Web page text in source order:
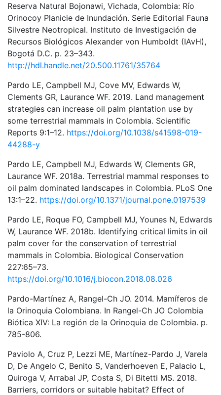
Reserva Natural Bojonawi, Vichada, Colombia: Río
Orinocoy Planicie de Inundación. Serie Editorial Fauna
Silvestre Neotropical. Instituto de Investigación de
Recursos Biológicos Alexander von Humboldt (IAvH),
Bogotá D.C. p. 23–343.
http://hdl.handle.net/20.500.11761/35764
Pardo LE, Campbell MJ, Cove MV, Edwards W,
Clements GR, Laurance WF. 2019. Land management
strategies can increase oil palm plantation use by
some terrestrial mammals in Colombia. Scientific
Reports 9:1–12. https://doi.org/10.1038/s41598-019-
44288-y
Pardo LE, Campbell MJ, Edwards W, Clements GR,
Laurance WF. 2018a. Terrestrial mammal responses to
oil palm dominated landscapes in Colombia. PLoS One
13:1–22. https://doi.org/10.1371/journal.pone.0197539
Pardo LE, Roque FO, Campbell MJ, Younes N, Edwards
W, Laurance WF. 2018b. Identifying critical limits in oil
palm cover for the conservation of terrestrial
mammals in Colombia. Biological Conservation
227:65–73.
https://doi.org/10.1016/j.biocon.2018.08.026
Pardo-Martínez A, Rangel-Ch JO. 2014. Mamíferos de
la Orinoquia Colombiana. In Rangel-Ch JO Colombia
Biótica XIV: La región de la Orinoquia de Colombia. p.
785-806.
Paviolo A, Cruz P, Lezzi ME, Martínez-Pardo J, Varela
D, De Angelo C, Benito S, Vanderhoeven E, Palacio L,
Quiroga V, Arrabal JP, Costa S, Di Bitetti MS. 2018.
Barriers, corridors or suitable habitat? Effect of